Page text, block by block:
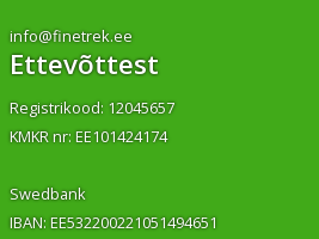
info@finetrek.ee
Ettevõttest
Registrikood: 12045657
KMKR nr: EE101424174
Swedbank
IBAN: EE532200221051494651